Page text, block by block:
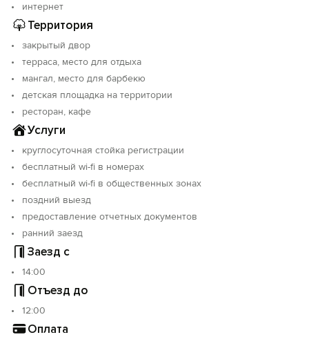
интернет
Территория
закрытый двор
терраса, место для отдыха
мангал, место для барбекю
детская площадка на территории
ресторан, кафе
Услуги
круглосуточная стойка регистрации
бесплатный wi-fi в номерах
бесплатный wi-fi в общественных зонах
поздний выезд
предоставление отчетных документов
ранний заезд
Заезд с
14:00
Отъезд до
12:00
Оплата